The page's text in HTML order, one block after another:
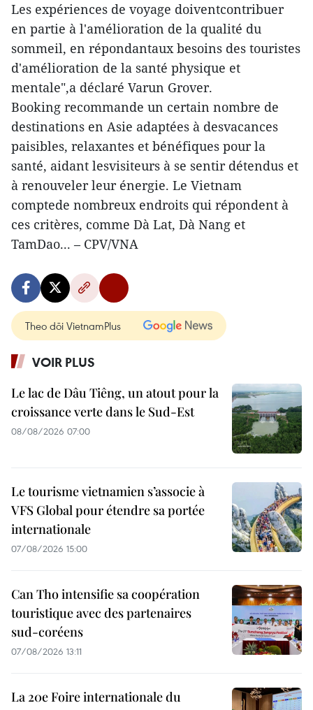
Les expériences de voyage doiventcontribuer
en partie à l'amélioration de la qualité du
sommeil, en répondantaux besoins des touristes
d'amélioration de la santé physique et
mentale",a déclaré Varun Grover.
Booking recommande un certain nombre de
destinations en Asie adaptées à desvacances
paisibles, relaxantes et bénéfiques pour la
santé, aidant lesvisiteurs à se sentir détendus et
à renouveler leur énergie. Le Vietnam
comptede nombreux endroits qui répondent à
ces critères, comme Dà Lat, Dà Nang et
TamDao... – CPV/VNA
Theo dõi VietnamPlus
VOIR PLUS
Le lac de Dâu Tiêng, un atout pour la
croissance verte dans le Sud-Est
08/08/2026 07:00
Le tourisme vietnamien s’associe à
VFS Global pour étendre sa portée
internationale
07/08/2026 15:00
Can Tho intensifie sa coopération
touristique avec des partenaires
sud-coréens
07/08/2026 13:11
La 20e Foire internationale du